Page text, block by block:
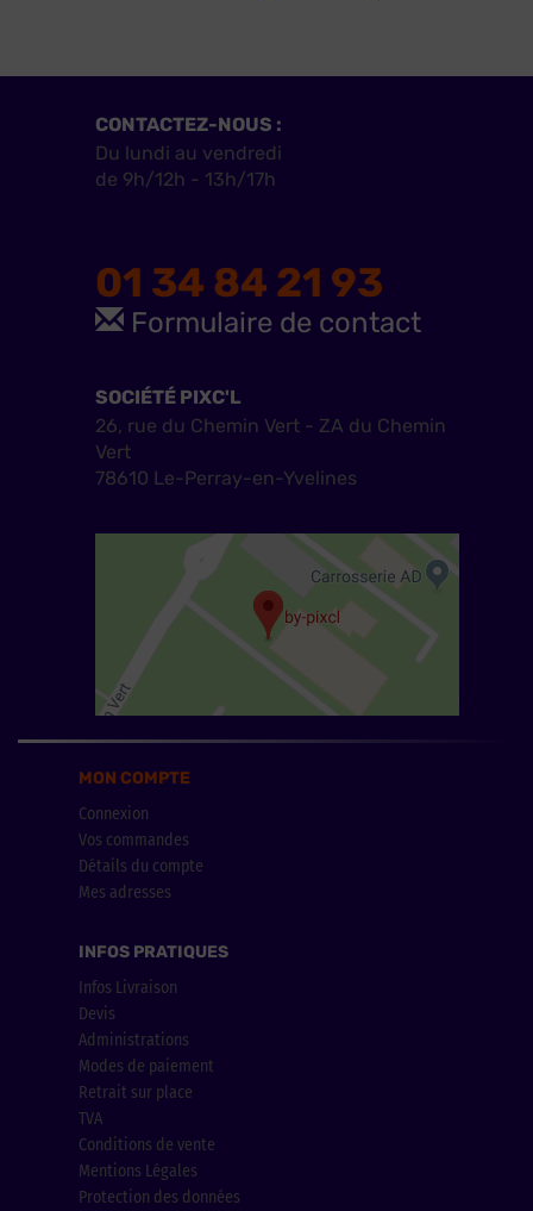
CONTACTEZ-NOUS :
Du lundi au vendredi
de 9h/12h - 13h/17h
01 34 84 21 93
Formulaire de contact
SOCIÉTÉ PIXC'L
26, rue du Chemin Vert - ZA du Chemin
Vert
78610 Le-Perray-en-Yvelines
MON COMPTE
Connexion
Vos commandes
Détails du compte
Mes adresses
INFOS PRATIQUES
Infos Livraison
Devis
Administrations
Modes de paiement
Retrait sur place
TVA
Conditions de vente
Mentions Légales
Protection des données